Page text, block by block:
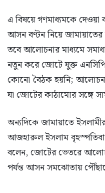
এ বিষয়ে গণমাধ্যমকে
আসন বণ্টন নিয়ে জামায়াতের
তবে আলোচনার মাধ্যমে
নতুন করে জোটে যুক্ত
কোনো বৈঠক হয়নি; আলোচনা
যা জোটের কাঠামোর সঙ্গে
অন্যদিকে জামায়াতে
আজহারুল ইসলাম
বলেন, জোটের ভেতরে
পর্যন্ত আসন সমঝোতায়